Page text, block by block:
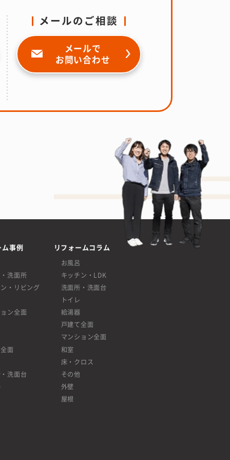
メールのご相談
メールで
お問い合わせ
ム事例
洗面所
・リビング
ン全面
面
洗面台
リフォームコラム
お風呂
キッチン・LDK
洗面所・洗面台
トイレ
給湯器
戸建て全面
マンション全面
和室
床・クロス
その他
外壁
屋根